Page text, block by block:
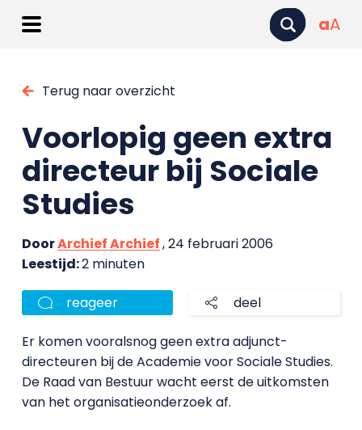
aA
Terug naar overzicht
Voorlopig geen extra
directeur bij Sociale
Studies
DoorArchief Archief, 24 februari 2006
Leestijd:2 minuten
reageer deel
Er komen vooralsnog geen extra adjunct-
directeuren bij de Academie voor Sociale Studies.
De Raad van Bestuur wacht eerst de uitkomsten
van het organisatieonderzoek af.